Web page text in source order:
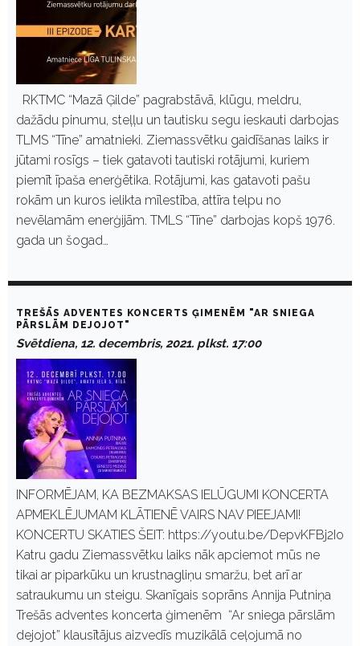
RKTMC “Mazā Ģilde” pagrabstāvā, klūgu, meldru,
dažādu pinumu, steļļu un tautisku segu ieskauti darbojas
TLMS “Tīne” amatnieki. Ziemassvētku gaidīšanas laiks ir
jūtami rosīgs – tiek gatavoti tautiski rotājumi, kuriem
piemīt īpaša enerģētika. Rotājumi, kas gatavoti pašu
rokām un kuros ielikta mīlestība, attīra telpu no
nevēlamām enerģijām. TMLS “Tīne” darbojas kopš 1976.
gada un šogad…
TREŠĀS ADVENTES KONCERTS ĢIMENĒM "AR SNIEGA
PĀRSLĀM DEJOJOT"
Svētdiena, 12. decembris, 2021. plkst. 17:00
INFORMĒJAM, KA BEZMAKSAS IELŪGUMI KONCERTA
APMEKLĒJUMAM KLĀTIENĒ VAIRS NAV PIEEJAMI!
KONCERTU SKATIES ŠEIT: https://youtu.be/DepvKFBj2Io
Katru gadu Ziemassvētku laiks nāk apciemot mūs ne
tikai ar piparkūku un krustnagliņu smaržu, bet arī ar
satraukumu un steigu. Skanīgais soprāns Annija Putniņa
Trešās adventes koncerta ģimenēm “Ar sniega pārslām
dejojot” klausītājus aizvedīs muzikālā ceļojumā no